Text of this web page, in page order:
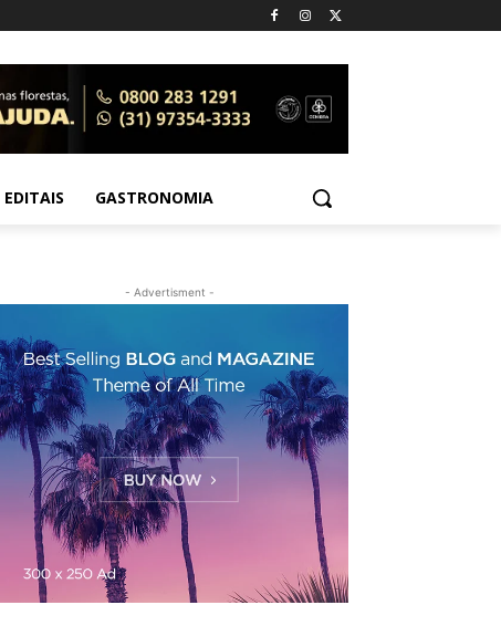
EDITAIS GASTRONOMIA
- Advertisment -